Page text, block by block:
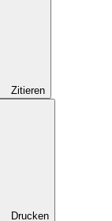
Zitieren
Drucken